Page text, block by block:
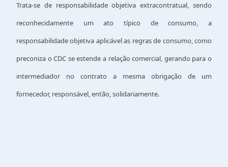
Trata-se de responsabilidade objetiva extracontratual, sendo
reconhecidamente um ato típico de consumo, a
responsabilidade objetiva aplicável as regras de consumo, como
preconiza o CDC se estende a relação comercial, gerando para o
intermediador no contrato a mesma obrigação de um
fornecedor, responsável, então, solidariamente.